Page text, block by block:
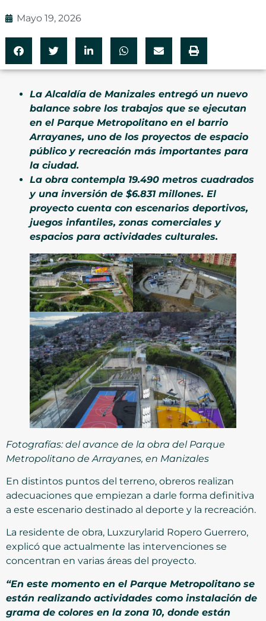
Mayo 19, 2026
La Alcaldía de Manizales entregó un nuevo
balance sobre los trabajos que se ejecutan
en el Parque Metropolitano en el barrio
Arrayanes, uno de los proyectos de espacio
público y recreación más importantes para
la ciudad.
La obra contempla 19.490 metros cuadrados
y una inversión de $6.831 millones. El
proyecto cuenta con escenarios deportivos,
juegos infantiles, zonas comerciales y
espacios para actividades culturales.
Fotografías: del avance de la obra del Parque
Metropolitano de Arrayanes, en Manizales
En distintos puntos del terreno, obreros realizan
adecuaciones que empiezan a darle forma definitiva
a este escenario destinado al deporte y la recreación.
La residente de obra, Luxzurylarid Ropero Guerrero,
explicó que actualmente las intervenciones se
concentran en varias áreas del proyecto.
“En este momento en el Parque Metropolitano se
están realizando actividades como instalación de
grama de colores en la zona 10, donde están